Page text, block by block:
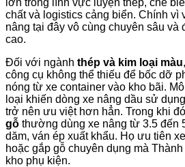
chất và logistics cảng biển. Chính vì
nâng tại đây vô cùng chuyên sâu và
cao.
Đối với ngành thép và kim loại màu
công cụ không thể thiếu để bốc dỡ
nóng từ xe container vào kho bãi.
loại khiến dòng xe nâng dầu sử
trở nên ưu việt hơn hẳn. Trong khi
gỗ thường dùng xe nâng từ 3.5 đến
dăm, ván ép xuất khẩu. Họ ưu tiên
hoặc gắp gỗ chuyên dụng mà
kho phụ kiện.